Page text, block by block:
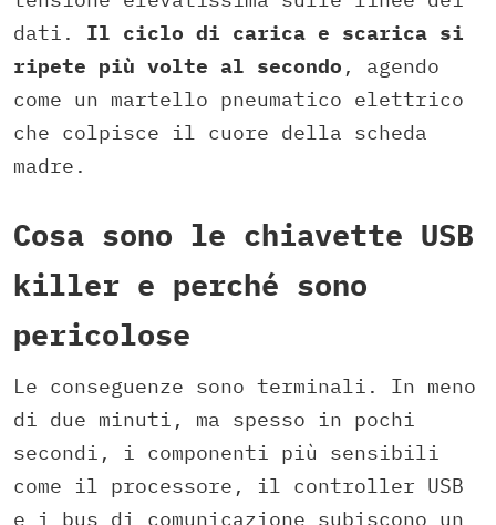
dati. Il ciclo di carica e scarica si
ripete più volte al secondo , agendo
come un martello pneumatico elettrico
che colpisce il cuore della scheda
madre.
Cosa sono le chiavette USB
killer e perché sono
pericolose
Le conseguenze sono terminali. In meno
di due minuti, ma spesso in pochi
secondi, i componenti più sensibili
come il processore, il controller USB
e i bus di comunicazione subiscono un